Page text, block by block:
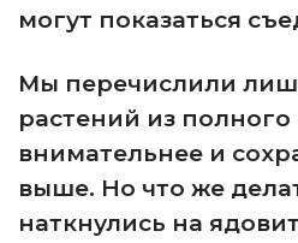
могут показаться
Мы перечислили
растений из полного
внимательнее и
выше. Но что же
наткнулись на